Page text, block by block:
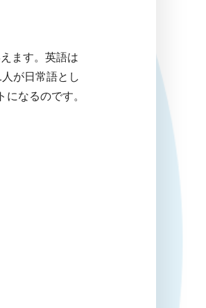
ます。英語は
が日常語とし
なるのです。